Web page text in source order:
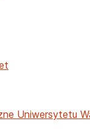
Uniwersytetu